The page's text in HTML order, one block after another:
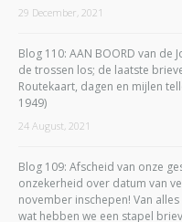
29 December, 2021
Blog 110: AAN BOORD van
de trossen los; de laatste
Routekaart, dagen en mijlen
1949)
24 August, 2021
Blog 109: Afscheid van onze
onzekerheid over datum van
november inschepen! Van
wat hebben we een stapel